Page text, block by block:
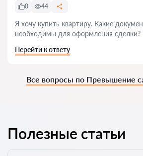
0
44
Я хочу купить квартиру. Какие
необходимы для оформления сделки?
Перейти к ответу
Все вопросы по Превышение
Полезные статьи